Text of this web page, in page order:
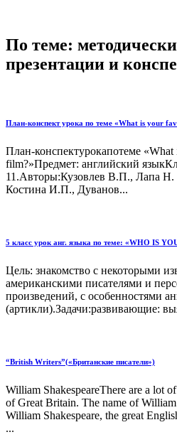
По теме:
презентации и
План-конспект урока по теме «What is your
План-конспектурокапотеме
film?»Предмет: английский
11.Авторы:Кузовлев В.П., Лапа
Костина И.П., Дуванов...
5 класс урок анг. языка по теме: «WHO IS
Цель: знакомство с некоторыми
американскими писателями и
произведений, с особенностями
(артикли).Задачи:развивающие:
“British Writers”(«Британские писатели»)
William ShakespeareThere are a lot
of Great Britain. The name of William
William Shakespeare, the great
...